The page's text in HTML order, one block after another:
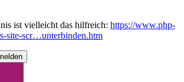
ist vielleicht das hilfreich: https://www.php-
site-scr…unterbinden.htm